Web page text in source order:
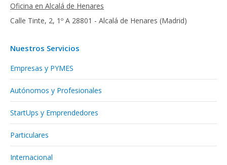
Oficina en Alcalá de Henares
Calle Tinte, 2, 1º A 28801 - Alcalá de Henares (Madrid)
Nuestros Servicios
Empresas y PYMES
Autónomos y Profesionales
StartUps y Emprendedores
Particulares
Internacional